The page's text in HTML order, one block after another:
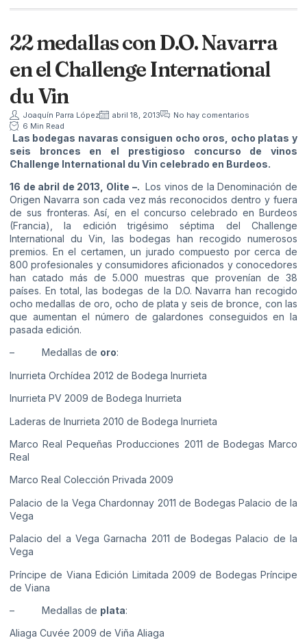
22 medallas con D.O. Navarra
en el Challenge International
du Vin
Joaquín Parra López abril 18, 2013
No hay comentarios
6 Min Read
Las bodegas navaras consiguen ocho oros, ocho platas y
seis bronces en el prestigioso concurso de vinos
Challenge International du Vin celebrado en Burdeos.
16 de abril de 2013, Olite –. Los vinos de la Denominación de
Origen Navarra son cada vez más reconocidos dentro y fuera
de sus fronteras. Así, en el concurso celebrado en Burdeos
(Francia), la edición trigésimo séptima del Challenge
International du Vin, las bodegas han recogido numerosos
premios. En el certamen, un jurado compuesto por cerca de
800 profesionales y consumidores aficionados y conocedores
han catado más de 5.000 muestras que provenían de 38
países. En total, las bodegas de la D.O. Navarra han recogido
ocho medallas de oro, ocho de plata y seis de bronce, con las
que aumentan el número de galardones conseguidos en la
pasada edición.
– Medallas de oro:
Inurrieta Orchídea 2012 de Bodega Inurrieta
Inurrieta PV 2009 de Bodega Inurrieta
Laderas de Inurrieta 2010 de Bodega Inurrieta
Marco Real Pequeñas Producciones 2011 de Bodegas Marco
Real
Marco Real Colección Privada 2009
Palacio de la Vega Chardonnay 2011 de Bodegas Palacio de la
Vega
Palacio del a Vega Garnacha 2011 de Bodegas Palacio de la
Vega
Príncipe de Viana Edición Limitada 2009 de Bodegas Príncipe
de Viana
– Medallas de plata:
Aliaga Cuvée 2009 de Viña Aliaga